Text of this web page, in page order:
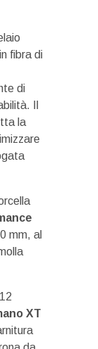
fibra di
di
Il
la
mm, al
XT